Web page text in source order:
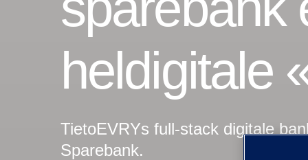
heldigitale
TietoEVRYs full-stack digitale
Sparebank.